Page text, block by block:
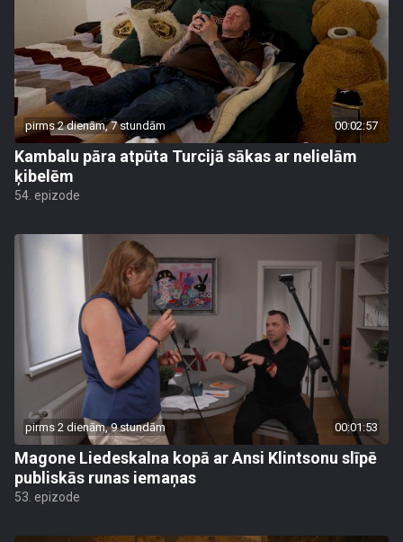
pirms 2 dienām, 7 stundām 00:02:57
Kambalu pāra atpūta Turcijā sākas ar nelielām
ķibelēm
54. epizode
pirms 2 dienām, 9 stundām 00:01:53
Magone Liedeskalna kopā ar Ansi Klintsonu slīpē
publiskās runas iemaņas
53. epizode